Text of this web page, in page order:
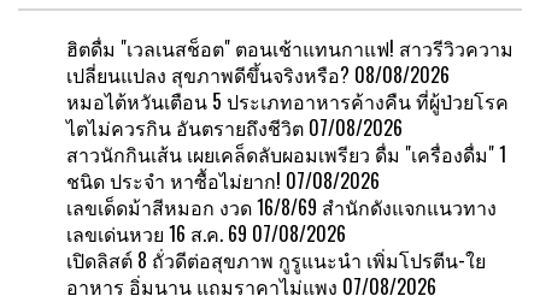
ฮิตดื่ม "เวลเนสช็อต" ตอนเช้าแทนกาแฟ! สาวรีวิวความ
เปลี่ยนแปลง สุขภาพดีขึ้นจริงหรือ? 08/08/2026
หมอไต้หวันเตือน 5 ประเภทอาหารค้างคืน ที่ผู้ป่วยโรค
ไตไม่ควรกิน อันตรายถึงชีวิต 07/08/2026
สาวนักกินเส้น เผยเคล็ดลับผอมเพรียว ดื่ม "เครื่องดื่ม" 1
ชนิด ประจำ หาซื้อไม่ยาก! 07/08/2026
เลขเด็ดม้าสีหมอก งวด 16/8/69 สำนักดังแจกแนวทาง
เลขเด่นหวย 16 ส.ค. 69 07/08/2026
เปิดลิสต์ 8 ถั่วดีต่อสุขภาพ กูรูแนะนำ เพิ่มโปรตีน-ใย
อาหาร อิ่มนาน แถมราคาไม่แพง 07/08/2026